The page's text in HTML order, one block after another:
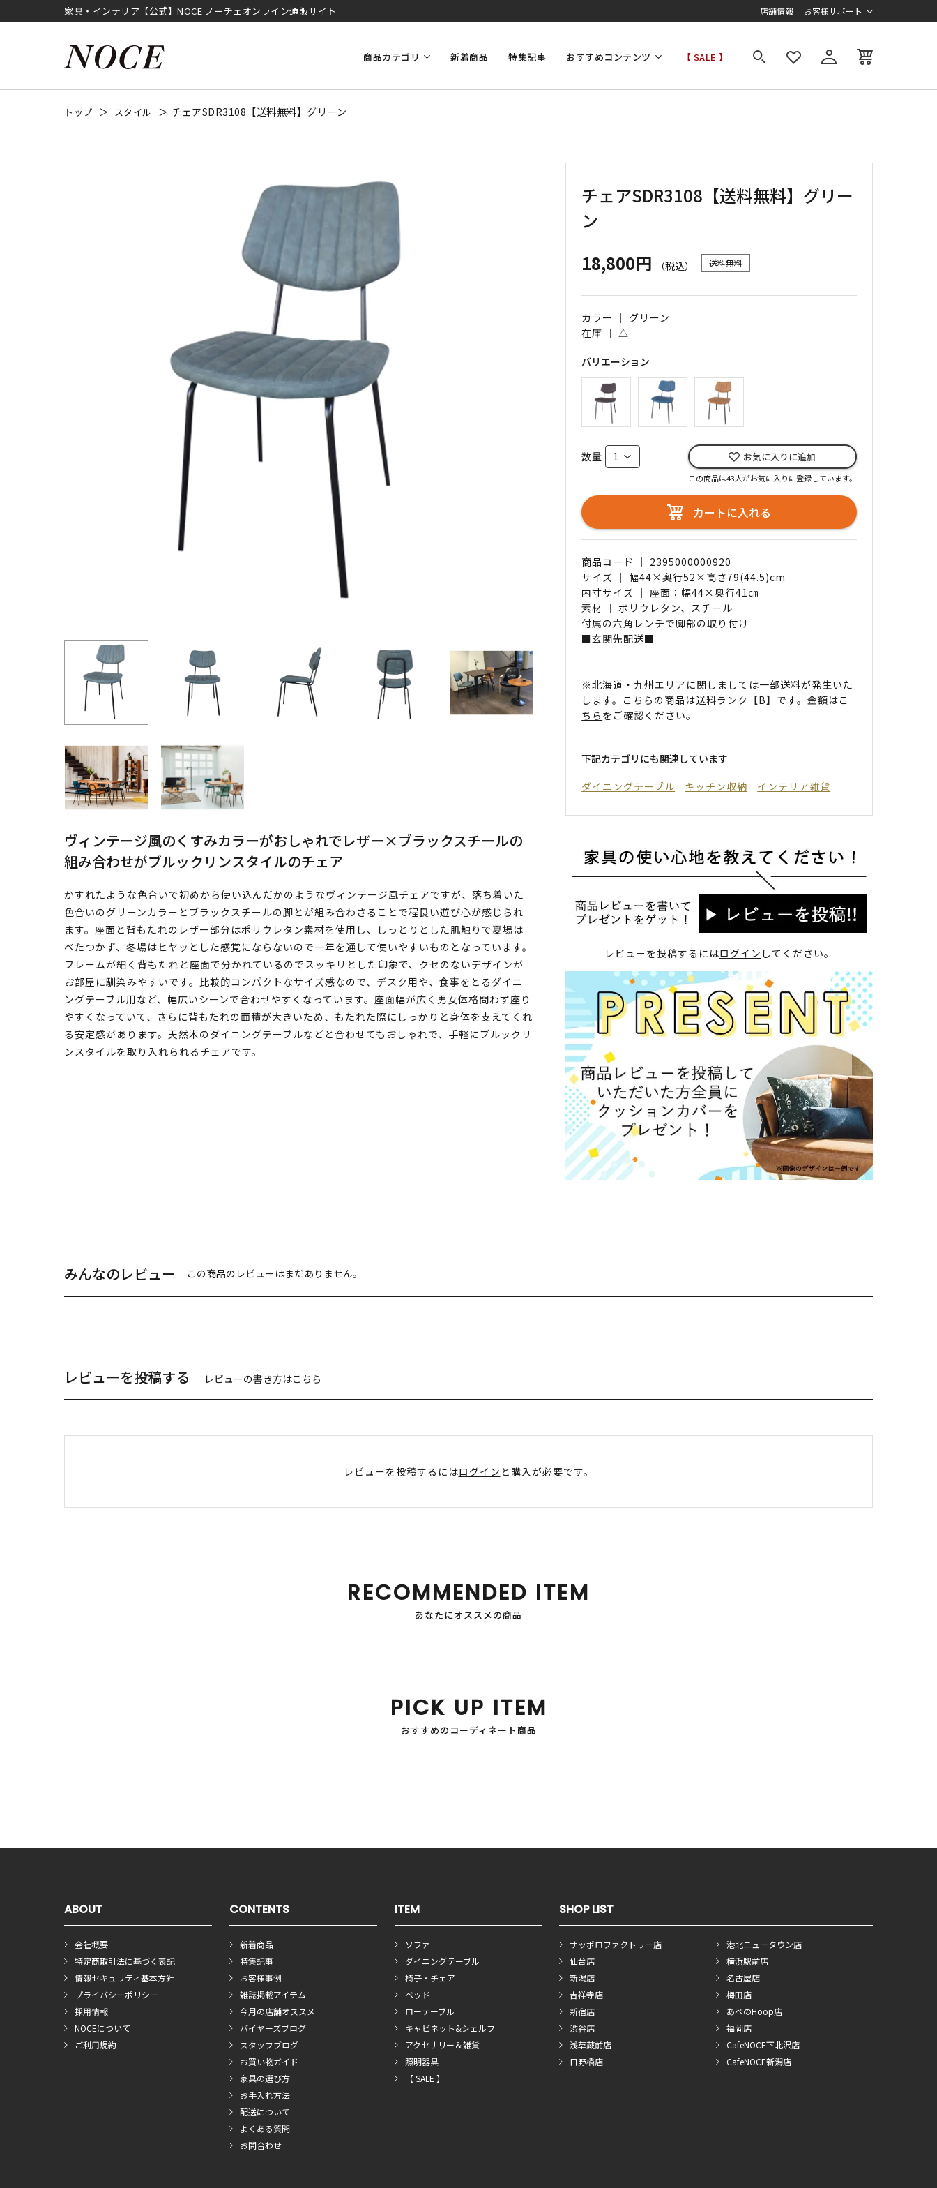
家具・インテリア【公式】NOCE ノーチェオンライン通販サイト 店舗情報 お客様サポート
商品カテゴリ 新着商品 特集記事 おすすめコンテンツ 【 SALE 】
トップ スタイル チェアSDR3108【送料無料】グリーン
ヴィンテージ風のくすみカラーがおしゃれでレザー×ブラックスチールの
組み合わせがブルックリンスタイルのチェア
かすれたような色合いで初めから使い込んだかのようなヴィンテージ風チェアですが、落ち着いた
色合いのグリーンカラーとブラックスチールの脚とが組み合わさることで程良い遊び心が感じられ
ます。座面と背もたれのレザー部分はポリウレタン素材を使用し、しっとりとした肌触りで夏場は
べたつかず、冬場はヒヤッとした感覚にならないので一年を通して使いやすいものとなっています。
フレームが細く背もたれと座面で分かれているのでスッキリとした印象で、クセのないデザインが
お部屋に馴染みやすいです。比較的コンパクトなサイズ感なので、デスク用や、食事をとるダイニ
ングテーブル用など、幅広いシーンで合わせやすくなっています。座面幅が広く男女体格問わず座り
やすくなっていて、さらに背もたれの面積が大きいため、もたれた際にしっかりと身体を支えてくれ
る安定感があります。天然木のダイニングテーブルなどと合わせてもおしゃれで、手軽にブルックリ
ンスタイルを取り入れられるチェアです。
チェアSDR3108【送料無料】グリー
ン
18,800円
（税込） 送料無料
カラー ｜ グリーン
在庫 ｜△
バリエーション
数量 お気に入りに追加
この商品は43人がお気に入りに登録しています。
カートに入れる
商品コード ｜ 2395000000920
サイズ ｜ 幅44×奥行52×高さ79(44.5)cm
内寸サイズ ｜ 座面：幅44×奥行41㎝
素材 ｜ ポリウレタン、スチール
付属の六角レンチで脚部の取り付け
■玄関先配送■
※北海道・九州エリアに関しましては一部送料が発生いた
します。こちらの商品は送料ランク【B】です。金額はこ
ちら をご確認ください。
下記カテゴリにも関連しています
ダイニングテーブル
キッチン収納 インテリア雑貨
レビューを投稿するにはログイン してください。
みんなのレビュー この商品のレビューはまだありません。
レビューを投稿する レビューの書き方はこちら
レビューを投稿するにはログイン と購入が必要です。
RECOMMENDED ITEM
あなたにオススメの商品
PICK UP ITEM
おすすめのコーディネート商品
ABOUT
会社概要
特定商取引法に基づく表記
情報セキュリティ基本方針
プライバシーポリシー
採用情報
NOCEについて
ご利用規約
CONTENTS
新着商品
特集記事
お客様事例
雑誌掲載アイテム
今月の店舗オススメ
バイヤーズブログ
スタッフブログ
お買い物ガイド
家具の選び方
お手入れ方法
配送について
よくある質問
お問合わせ
ITEM
ソファ
ダイニングテーブル
椅子・チェア
ベッド
ローテーブル
キャビネット&シェルフ
アクセサリー＆雑貨
照明器具
【 SALE 】
SHOP LIST
サッポロファクトリー店
仙台店
新潟店
吉祥寺店
新宿店
渋谷店
浅草蔵前店
日野橋店
港北ニュータウン店
横浜駅前店
名古屋店
梅田店
あべのHoop店
福岡店
CafeNOCE下北沢店
CafeNOCE新潟店